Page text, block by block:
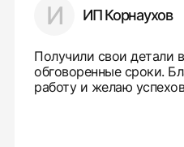
И ИП Корнаухов
Получили свои детали
обговоренные сроки.
работу и желаю